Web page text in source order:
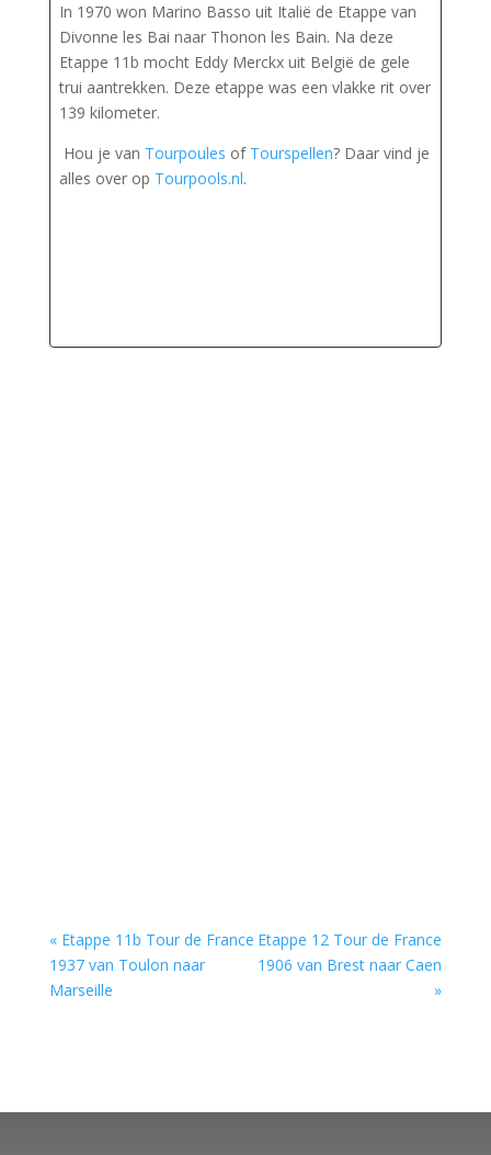
In 1970 won Marino Basso uit Italië de Etappe van
Divonne les Bai naar Thonon les Bain. Na deze
Etappe 11b mocht Eddy Merckx uit België de gele
trui aantrekken. Deze etappe was een vlakke rit over
139 kilometer.
Hou je van Tourpoules of Tourspellen? Daar vind je
alles over op Tourpools.nl.
« Etappe 11b Tour de France
1937 van Toulon naar
Marseille
Etappe 12 Tour de France
1906 van Brest naar Caen
»